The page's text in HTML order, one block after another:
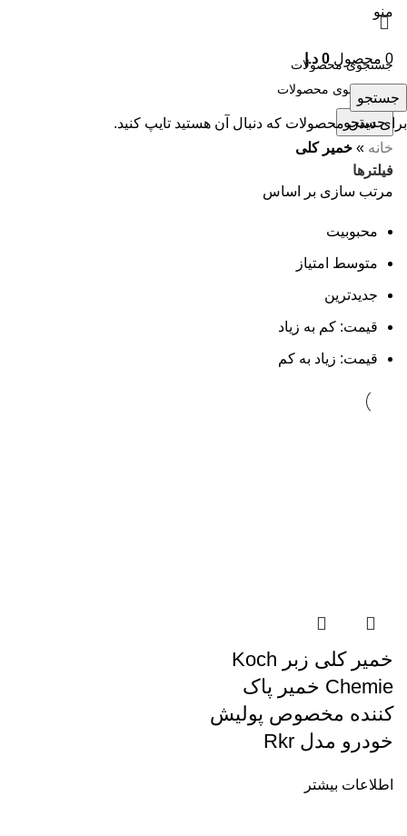
منو
0 محصول 0 د.إ
جستجو
خانه » خمیر کلی
فیلترها
مرتب سازی بر اساس
محبوبیت
متوسط امتیاز
جدیدترین
قیمت: کم به زیاد
قیمت: زیاد به کم
خمیر کلی زبر Koch
Chemie خمیر پاک
کننده مخصوص پولیش
خودرو مدل Rkr
اطلاعات بیشتر
جستجو
برای دیدن محصولات که دنبال آن هستید تایپ کنید.